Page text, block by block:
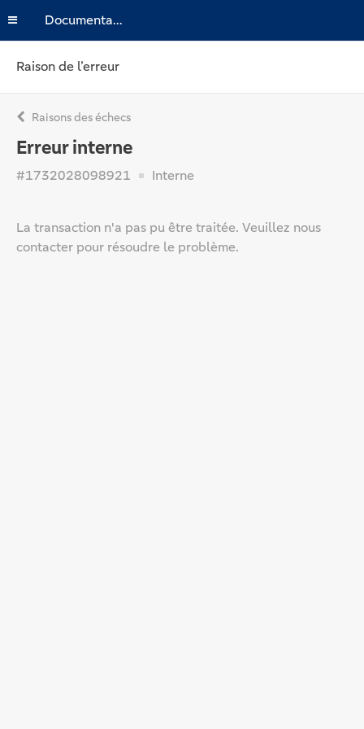
Documentation
Raison de l’erreur
Raisons des échecs
Erreur interne
#1732028098921 Interne
La transaction n'a pas pu être traitée. Veuillez nous
contacter pour résoudre le problème.